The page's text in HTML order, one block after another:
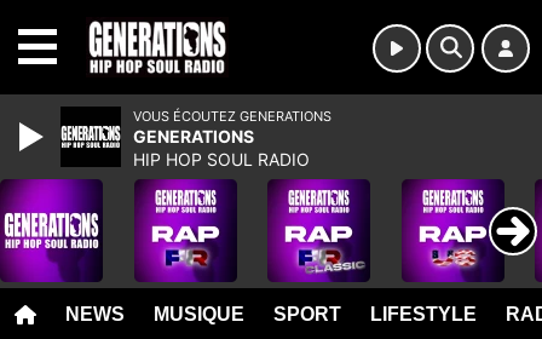
NEWS MUSIQUE SPORT LIFESTYLE
VOUS ÉCOUTEZ GENERATIONS
GENERATIONS
HIP HOP SOUL RADIO